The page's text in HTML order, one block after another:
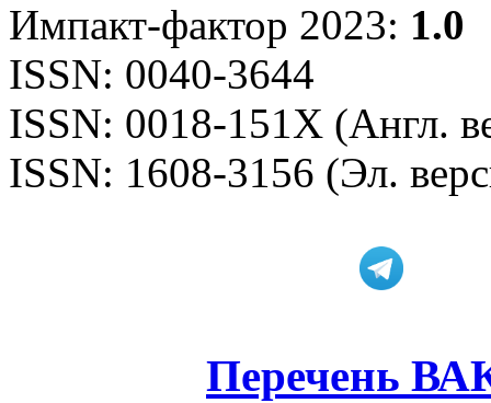
Импакт-фактор 2023: 1.0
ISSN: 0040-3644
ISSN: 0018-151X (Англ.
ISSN: 1608-3156 (Эл.
Перечень